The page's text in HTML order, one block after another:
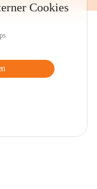
Cookies